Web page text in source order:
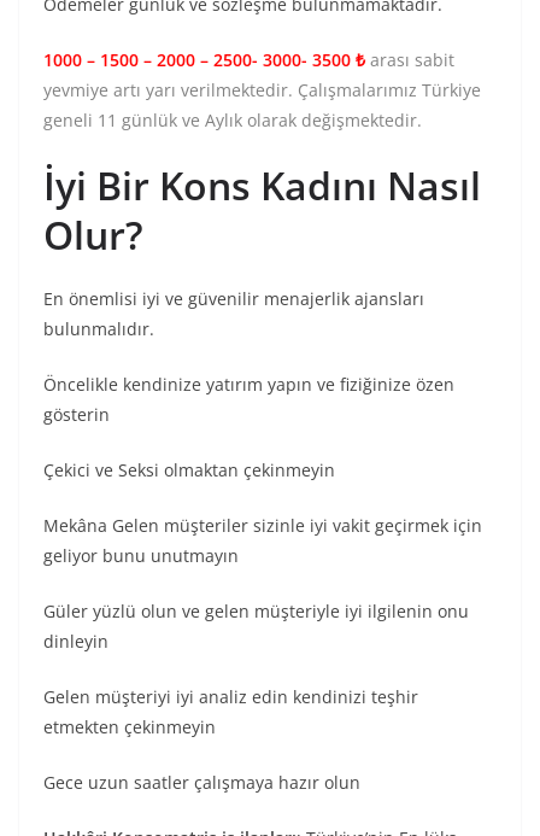
1000 – 1500 – 2000 – 2500- 3000- 3500 ₺ arası sabit
yevmiye artı yarı verilmektedir. Çalışmalarımız Türkiye
geneli 11 günlük ve Aylık olarak değişmektedir.
İyi Bir Kons Kadını Nasıl
Olur?
En önemlisi iyi ve güvenilir menajerlik ajansları
bulunmalıdır.
Öncelikle kendinize yatırım yapın ve fiziğinize özen
gösterin
Çekici ve Seksi olmaktan çekinmeyin
Mekâna Gelen müşteriler sizinle iyi vakit geçirmek için
geliyor bunu unutmayın
Güler yüzlü olun ve gelen müşteriyle iyi ilgilenin onu
dinleyin
Gelen müşteriyi iyi analiz edin kendinizi teşhir
etmekten çekinmeyin
Gece uzun saatler çalışmaya hazır olun